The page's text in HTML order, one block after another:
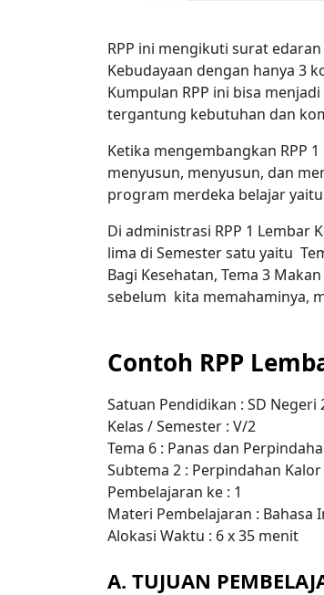
RPP ini mengikuti surat
Kebudayaan dengan hanya 3
Kumpulan RPP ini bisa
tergantung kebutuhan dan
Ketika mengembangkan RPP
menyusun, menyusun, dan
program merdeka belajar
Di administrasi RPP 1 Lembar
lima di Semester satu yaitu
Bagi Kesehatan, Tema 3
sebelum kita memahaminya,
Contoh RPP
Satuan Pendidikan : SD Negeri
Kelas / Semester : V/2
Tema 6 : Panas dan
Subtema 2 : Perpindahan
Pembelajaran ke : 1
Materi Pembelajaran : Bahasa
Alokasi Waktu : 6 x 35 menit
A. TUJUAN